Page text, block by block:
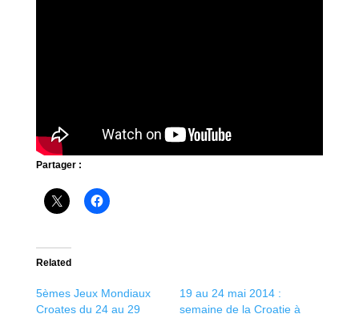
Partager :
Related
5èmes Jeux Mondiaux
Croates du 24 au 29
19 au 24 mai 2014 :
semaine de la Croatie à